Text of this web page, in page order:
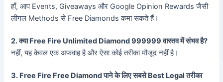
हाँ, आप Events, Giveaways और Google Opinion Rewards जैसी
लीगल Methods से Free Diamonds कमा सकते हैं।
2. क्या Free Fire Unlimited Diamond 999999 वास्तव में संभव है?
नहीं, यह केवल एक अफवाह है और ऐसा कोई तरीका मौजूद नहीं है।
3. Free Fire Free Diamond पाने के लिए सबसे Best Legal तरीका